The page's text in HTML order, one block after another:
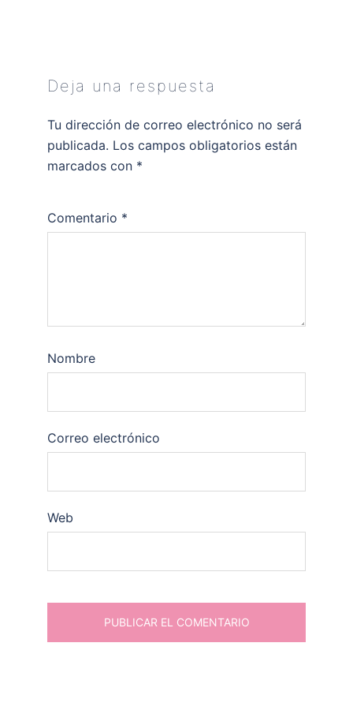
Deja una respuesta
Tu dirección de correo electrónico no será
publicada. Los campos obligatorios están
marcados con *
Comentario *
Nombre
Correo electrónico
Web